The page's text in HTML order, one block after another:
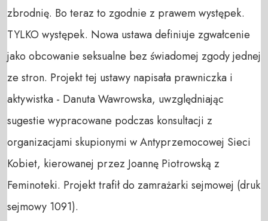
zbrodnię. Bo teraz to zgodnie z prawem występek.
TYLKO występek. Nowa ustawa definiuje zgwałcenie
jako obcowanie seksualne bez świadomej zgody jednej
ze stron. Projekt tej ustawy napisała prawniczka i
aktywistka - Danuta Wawrowska, uwzględniając
sugestie wypracowane podczas konsultacji z
organizacjami skupionymi w Antyprzemocowej Sieci
Kobiet, kierowanej przez Joannę Piotrowską z
Feminoteki. Projekt trafił do zamrażarki sejmowej (druk
sejmowy 1091).